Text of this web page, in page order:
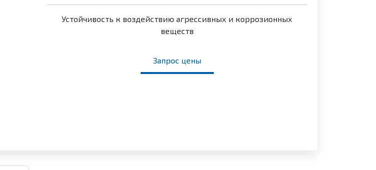
Устойчивость к воздействию агрессивных и коррозионных
веществ
Запрос цены